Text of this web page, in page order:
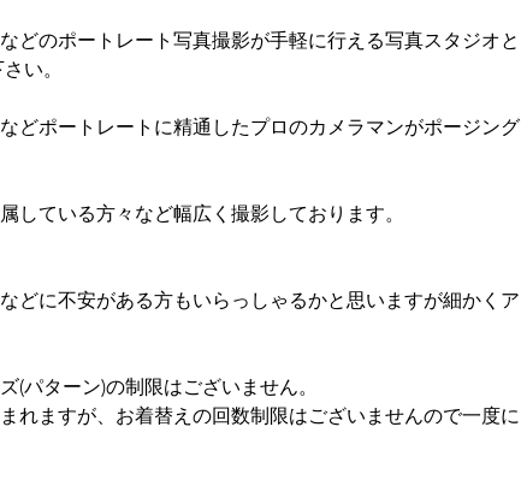
どのポートレート写真撮影が手軽に行える写真スタジオと
い。
どポートレートに精通したプロのカメラマンがポージング
している方々など幅広く撮影しております。
どに不安がある方もいらっしゃるかと思いますが細かくア
(パターン)の制限はございません。
れますが、お着替えの回数制限はございませんので一度に